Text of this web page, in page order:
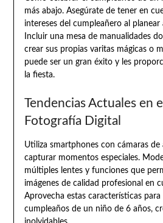
más abajo. Asegúrate de tener en
intereses del cumpleañero al
Incluir una mesa de manualidades
crear sus propias varitas mágicas o
puede ser un gran éxito y les
la fiesta.
Tendencias Actuales en
Fotografía Digital
Utiliza smartphones con cámaras de
capturar momentos especiales.
múltiples lentes y funciones que
imágenes de calidad profesional en
Aprovecha estas características para
cumpleaños de un niño de 6 años,